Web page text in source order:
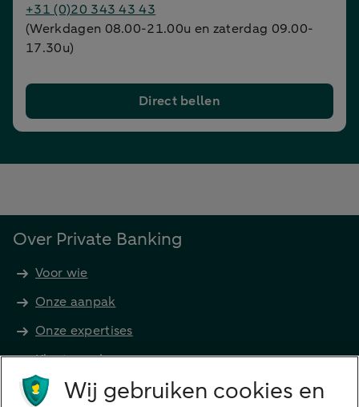
+31 (0)20 343 43 43
(Werkdagen 08.00-21.00u en zaterdag 09.00-
17.30u)
Direct bellen
Over Private Banking
Voor wie
Onze aanpak
Onze expertises
Klant worden
ProductenWij gebruiken cookies en